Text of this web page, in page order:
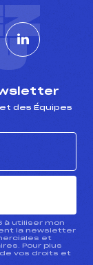
des Équipes
à utiliser mon
la newsletter
et
Pour plus
vos droits et